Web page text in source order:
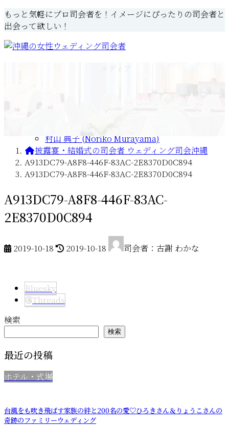
コ
ン
テ
ン
ナ
ビ
ゲ
ー
もっと気軽にプロ司会者を！イメージにぴったりの司会者と
出会って欲しい！
村山 典子 (Noriko Murayama)
披露宴・結婚式の司会者 ウェディング司会沖縄
A913DC79-A8F8-446F-83AC-2E8370D0C894
A913DC79-A8F8-446F-83AC-2E8370D0C894
A913DC79-A8F8-446F-83AC-
2E8370D0C894
2019-10-18
終
2019-10-18 司会者：古謝 わかな
Bluesky
Threads
検索
検索
最近の投稿
ホテル・式場
台風をも吹き飛ばす家族の絆と200名の愛♡ひろきさん＆りょうこさんの
奇跡のファミリーウェディング